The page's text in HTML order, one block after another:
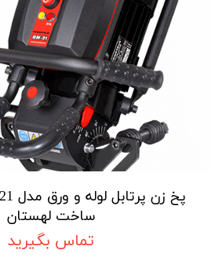
ساخت لهستان
تماس بگیرید